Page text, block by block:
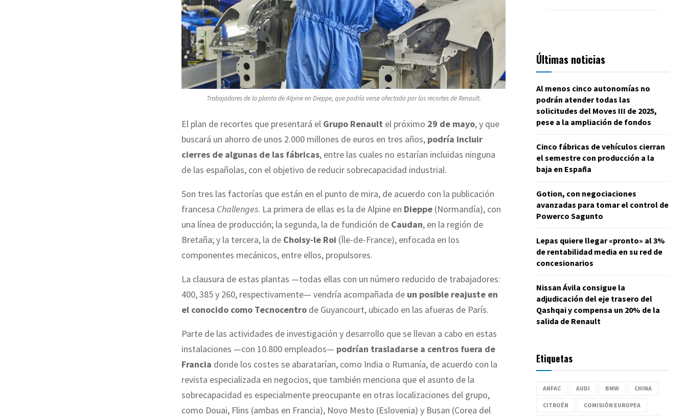
Trabajadores de la planta de Alpine en Dieppe, que podría verse afectada por los recortes de Renault.
El plan de recortes que presentará el Grupo Renault el próximo 29 de mayo, y que
buscará un ahorro de unos 2.000 millones de euros en tres años, podría incluir
cierres de algunas de las fábricas, entre las cuales no estarían incluidas ninguna
de las españolas, con el objetivo de reducir sobrecapacidad industrial.
Son tres las factorías que están en el punto de mira, de acuerdo con la publicación
francesa Challenges. La primera de ellas es la de Alpine en Dieppe (Normandía), con
una línea de producción; la segunda, la de fundición de Caudan, en la región de
Bretaña; y la tercera, la de Choisy-le Roi (Île-de-France), enfocada en los
componentes mecánicos, entre ellos, propulsores.
La clausura de estas plantas —todas ellas con un número reducido de trabajadores:
400, 385 y 260, respectivamente— vendría acompañada de un posible reajuste en
el conocido como Tecnocentro de Guyancourt, ubicado en las afueras de París.
Parte de las actividades de investigación y desarrollo que se llevan a cabo en estas
instalaciones —con 10.800 empleados— podrían trasladarse a centros fuera de
Francia donde los costes se abaratarían, como India o Rumanía, de acuerdo con la
revista especializada en negocios, que también menciona que el asunto de la
sobrecapacidad es especialmente preocupante en otras localizaciones del grupo,
como Douai, Flins (ambas en Francia), Novo Mesto (Eslovenia) y Busan (Corea del
Últimas noticias
Al menos cinco autonomías no
podrán atender todas las
solicitudes del Moves III de 2025,
pese a la ampliación de fondos
Cinco fábricas de vehículos cierran
el semestre con producción a la
baja en España
Gotion, con negociaciones
avanzadas para tomar el control de
Powerco Sagunto
Lepas quiere llegar «pronto» al 3%
de rentabilidad media en su red de
concesionarios
Nissan Ávila consigue la
adjudicación del eje trasero del
Qashqai y compensa un 20% de la
salida de Renault
Etiquetas
ANFAC AUDI BMW CHINA
CITROËN COMISIÓN EUROPEA